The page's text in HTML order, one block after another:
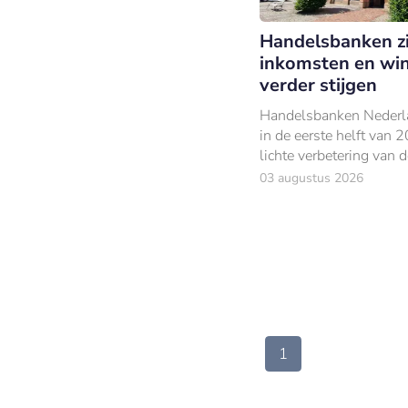
Handelsbanken
inkomsten en
verder stijgen
Handelsbanken
in de eerste helft van
lichte verbetering van
financiële resultaten
03 augustus 2026
1